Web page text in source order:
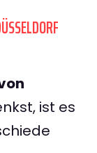
ist es